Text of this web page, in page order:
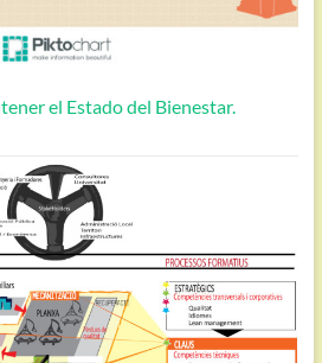
el Estado del Bienestar.